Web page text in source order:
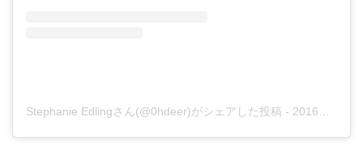
Stephanie Edlingさん(@0hdeer)がシェアした投稿 - 2016年11月月17日午後4時09分PST